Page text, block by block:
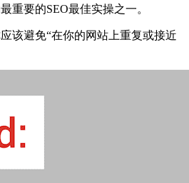
重要的SEO最佳实操之一。
该避免“在你的网站上重复或接近